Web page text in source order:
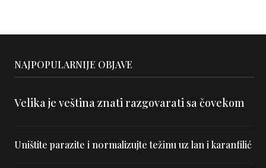
NAJPOPULARNIJE OBJAVE
Velika je veština znati razgovarati sa čovekom
Uništite parazite i normalizujte težinu uz lan i karanfilić